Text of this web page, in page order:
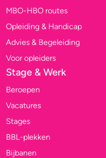
MBO-HBO routes
Opleiding & Handicap
Advies & Begeleiding
Voor opleiders
Stage & Werk
Beroepen
Vacatures
Stages
BBL-plekken
Bijbanen